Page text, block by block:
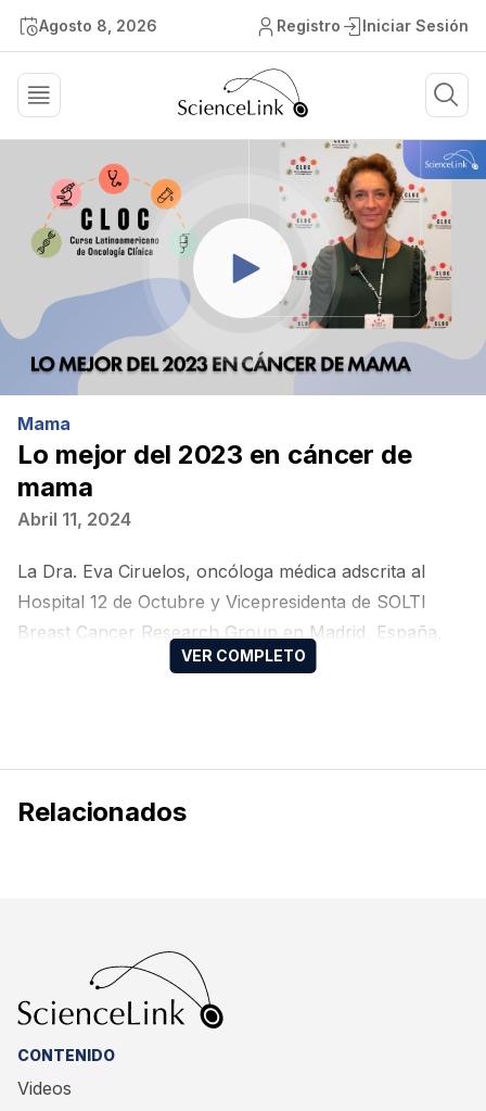
Agosto 8, 2026 Registro Iniciar Sesión
Mama
Lo mejor del 2023 en cáncer de
mama
Abril 11, 2024
La Dra. Eva Ciruelos, oncóloga médica adscrita al
Hospital 12 de Octubre y Vicepresidenta de SOLTI
Breast Cancer Research Group en Madrid, España,
presenta en breves minutos sobre lo mejor del 2023
Relacionados
CONTENIDO
Videos